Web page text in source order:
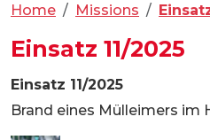
Home Missions
Einsatz 11/2025
Einsatz 11/2025
Brand eines Mülleimers im